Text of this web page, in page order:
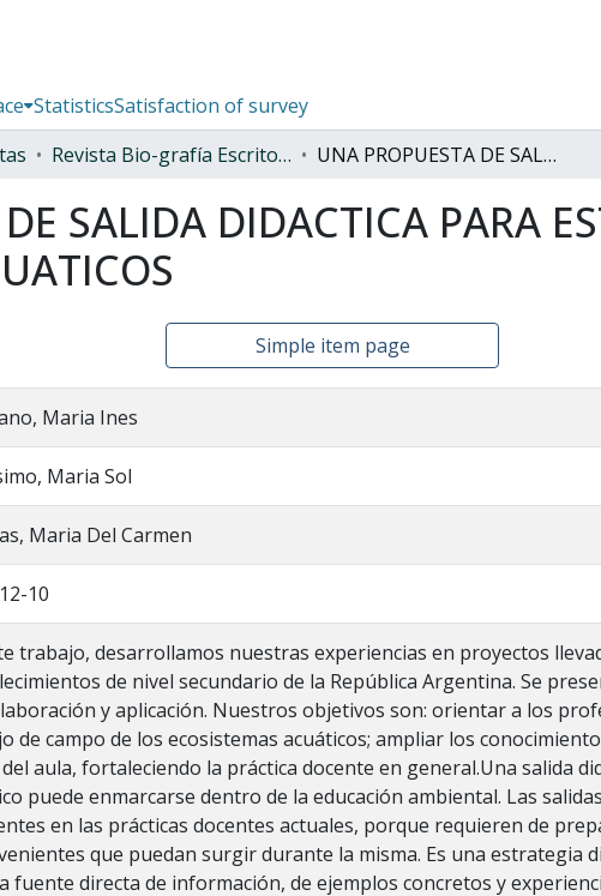
StatisticsSatisfaction of survey
Revista Bio-grafía Escritos sobre la biología y su enseñanza UNA PROPUESTA DE SALIDA DIDACTICA PARA ESTUDIAR ECOSISTEMAS ACUATICOS
SALIDA DIDACTICA PARA
Simple item page
Maria Ines
Maria Sol
Maria Del Carmen
10
trabajo, desarrollamos nuestras experiencias en proyectos
de nivel secundario de la República Argentina. Se
y aplicación. Nuestros objetivos son: orientar a los
de campo de los ecosistemas acuáticos; ampliar los
aula, fortaleciendo la práctica docente en general.Una salida
puede enmarcarse dentro de la educación ambiental. Las
en las prácticas docentes actuales, porque requieren de
que puedan surgir durante la misma. Es una estrategia
fuente directa de información, de ejemplos concretos y